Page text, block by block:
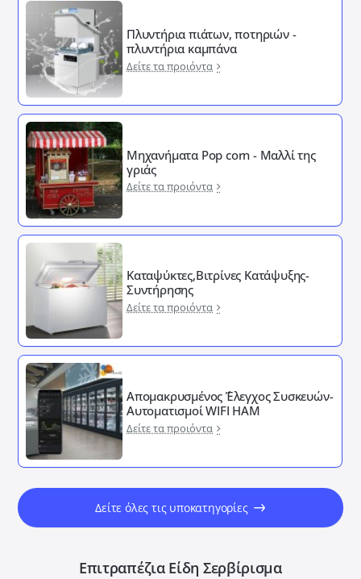
Πλυντήρια πιάτων, ποτηριών -
πλυντήρια καμπάνα
Δείτε τα προιόντα
Μηχανήματα Pop corn - Μαλλί της
γριάς
Δείτε τα προιόντα
Καταψύκτες,Βιτρίνες Κατάψυξης-
Συντήρησης
Δείτε τα προιόντα
Απομακρυσμένος ΄Έλεγχος Συσκευών-
Αυτοματισμοί WIFI HAM
Δείτε τα προιόντα
Δείτε όλες τις υποκατηγορίες
Επιτραπέζια Είδη Σερβίρισμα